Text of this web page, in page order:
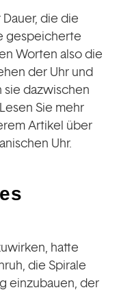
die die
gespeicherte
Worten also die
der Uhr und
dazwischen
Sie mehr
Artikel über
Uhr.
hatte
die Spirale
einzubauen, der